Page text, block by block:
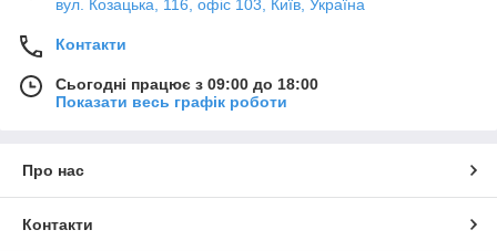
вул. Козацька, 116, офіс 103, Київ, Україна
Контакти
Сьогодні працює з 09:00 до 18:00
Показати весь графік роботи
Про нас
Контакти